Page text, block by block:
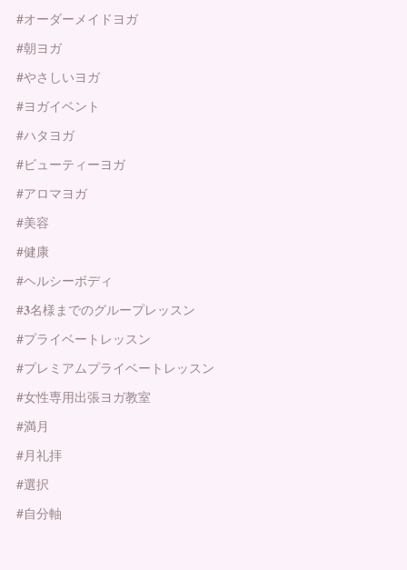
#オーダーメイドヨガ
#朝ヨガ
#やさしいヨガ
#ヨガイベント
#ハタヨガ
#ビューティーヨガ
#アロマヨガ
#美容
#健康
#ヘルシーボディ
#𝟑名様までのグループレッスン
#プライベートレッスン
#プレミアムプライベートレッスン
#女性専用出張ヨガ教室
#満月
#月礼拝
#選択
#自分軸